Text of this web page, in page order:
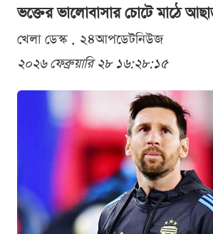
ভক্তের ভালোবাসার চোটে মাঠে
খেলা ডেস্ক . ২৪আপডেটনিউজ
২০২৬ ফেব্রুয়ারি ২৮ ১৬:২৮:১৫